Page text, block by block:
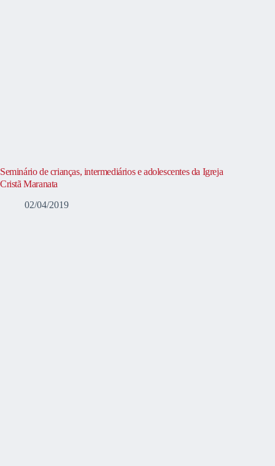
Seminário de crianças, intermediários e adolescentes da Igreja
Cristã Maranata
02/04/2019